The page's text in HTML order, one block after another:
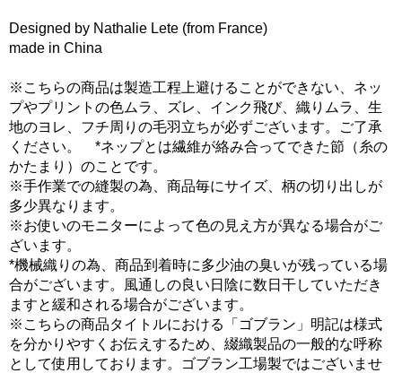
Designed by Nathalie Lete (from France)
made in China
※こちらの商品は製造工程上避けることができない、ネッ
プやプリントの色ムラ、ズレ、インク飛び、織りムラ、生
地のヨレ、フチ周りの毛羽立ちが必ずございます。ご了承
ください。 *ネップとは繊維が絡み合ってできた節（糸の
かたまり）のことです。
※手作業での縫製の為、商品毎にサイズ、柄の切り出しが
多少異なります。
※お使いのモニターによって色の見え方が異なる場合がご
ざいます。
*機械織りの為、商品到着時に多少油の臭いが残っている場
合がございます。風通しの良い日陰に数日干していただき
ますと緩和される場合がございます。
※こちらの商品タイトルにおける「ゴブラン」明記は様式
を分かりやすくお伝えするため、綴織製品の一般的な呼称
として使用しております。ゴブラン工場製ではございませ